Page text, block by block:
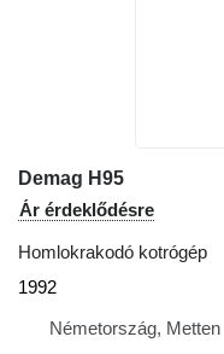
Demag H95
Ár érdeklődésre
Homlokrakodó kotrógép
1992
Németország, Metten